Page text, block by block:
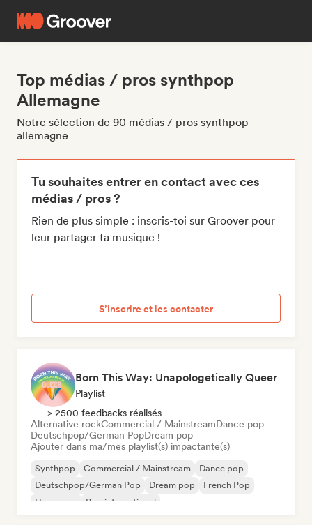
Top médias / pros synthpop
Allemagne
Notre sélection de 90 médias / pros synthpop
allemagne
Tu souhaites entrer en contact avec ces
médias / pros ?
Rien de plus simple : inscris-toi sur Groover pour
leur partager ta musique !
S’inscrire et les contacter
Born This Way: Unapologetically Queer
Playlist
> 2500 feedbacks réalisés
Alternative rockCommercial / MainstreamDance pop
Deutschpop/German PopDream pop
Ajouter dans ma/mes playlist(s) impactante(s)
Synthpop Commercial / Mainstream
Dance pop
Deutschpop/German Pop
Dream pop
French Pop
Hyperpop
Pop international